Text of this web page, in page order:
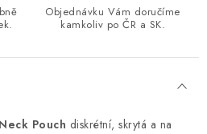
Objednávku Vám doručíme
kamkoliv po ČR a SK.
Pouch diskrétní, skrytá a na